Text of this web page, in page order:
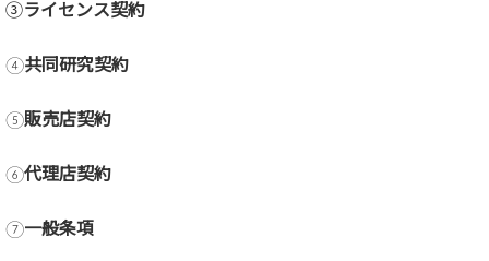
➂ライセンス契約
④共同研究契約
⑤販売店契約
⑥代理店契約
⑦一般条項